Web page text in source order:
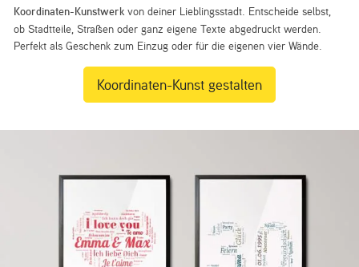
Koordinaten-Kunstwerk von deiner Lieblingsstadt. Entscheide selbst,
ob Stadtteile, Straßen oder ganz eigene Texte abgedruckt werden.
Perfekt als Geschenk zum Einzug oder für die eigenen vier Wände.
Koordinaten-Kunst gestalten